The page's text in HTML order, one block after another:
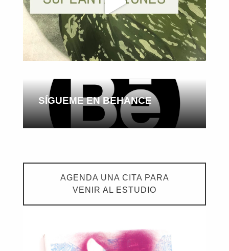
SÍGUEME EN BEHANCE
AGENDA UNA CITA PARA
VENIR AL ESTUDIO